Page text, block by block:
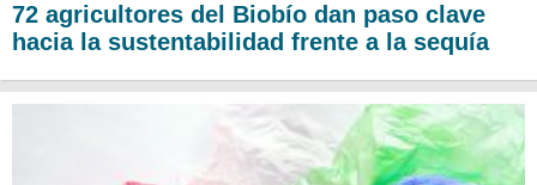
72 agricultores del Biobío dan paso clave
hacia la sustentabilidad frente a la sequía